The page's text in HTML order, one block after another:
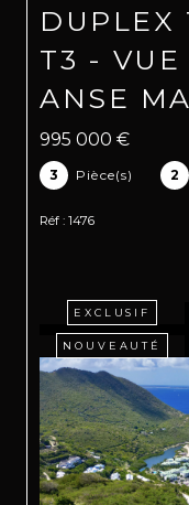
DUPLEX
T3 -
ANSE
995 000 €
3 Pièce(s) 2
Réf : 1476
EXCLUSIF
NOUVEAUTÉ